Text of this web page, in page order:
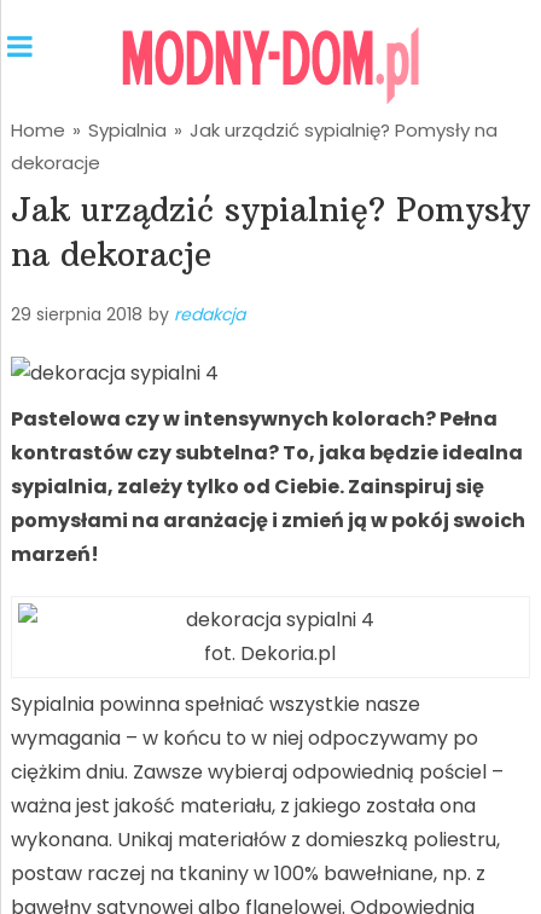
Home » Sypialnia » Jak urządzić sypialnię? Pomysły na
dekoracje
Jak urządzić sypialnię? Pomysły
na dekoracje
29 sierpnia 2018 by redakcja
Pastelowa czy w intensywnych kolorach? Pełna
kontrastów czy subtelna? To, jaka będzie idealna
sypialnia, zależy tylko od Ciebie. Zainspiruj się
pomysłami na aranżację i zmień ją w pokój swoich
marzeń!
fot. Dekoria.pl
Sypialnia powinna spełniać wszystkie nasze
wymagania – w końcu to w niej odpoczywamy po
ciężkim dniu. Zawsze wybieraj odpowiednią pościel –
ważna jest jakość materiału, z jakiego została ona
wykonana. Unikaj materiałów z domieszką poliestru,
postaw raczej na tkaniny w 100% bawełniane, np. z
bawełny satynowej albo flanelowej. Odpowiednia